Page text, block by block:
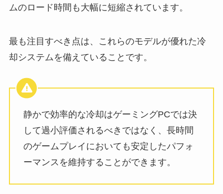
ムのロード時間も大幅に短縮されています。
最も注目すべき点は、これらのモデルが優れた冷
却システムを備えていることです。
静かで効率的な冷却はゲーミングPCでは決
して過小評価されるべきではなく、長時間
のゲームプレイにおいても安定したパフォ
ーマンスを維持することができます。